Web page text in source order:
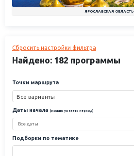
ЯРОСЛАВСКАЯ ОБЛАСТЬ
Сбросить настройки фильтра
Найдено: 182 программы
Точки маршрута
Все варианты
Даты начала (можно указать период)
Подборки по тематике